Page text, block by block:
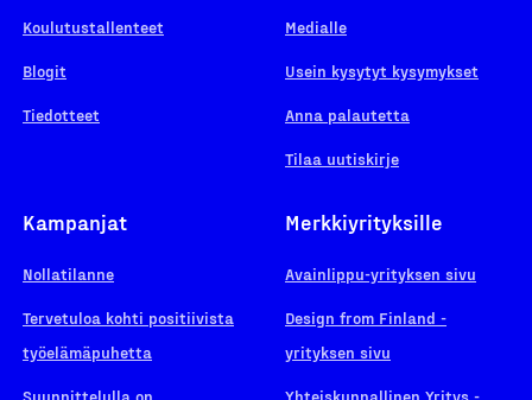
Koulutustallenteet
Blogit
Tiedotteet
Medialle
Usein kysytyt kysymykset
Anna palautetta
Tilaa uutiskirje
Kampanjat
Nollatilanne
Tervetuloa kohti positiivista
työelämäpuhetta
Suunnittelulla on
Merkkiyrityksille
Avainlippu-yrityksen sivu
Design from Finland -
yrityksen sivu
Yhteiskunnallinen Yritys -